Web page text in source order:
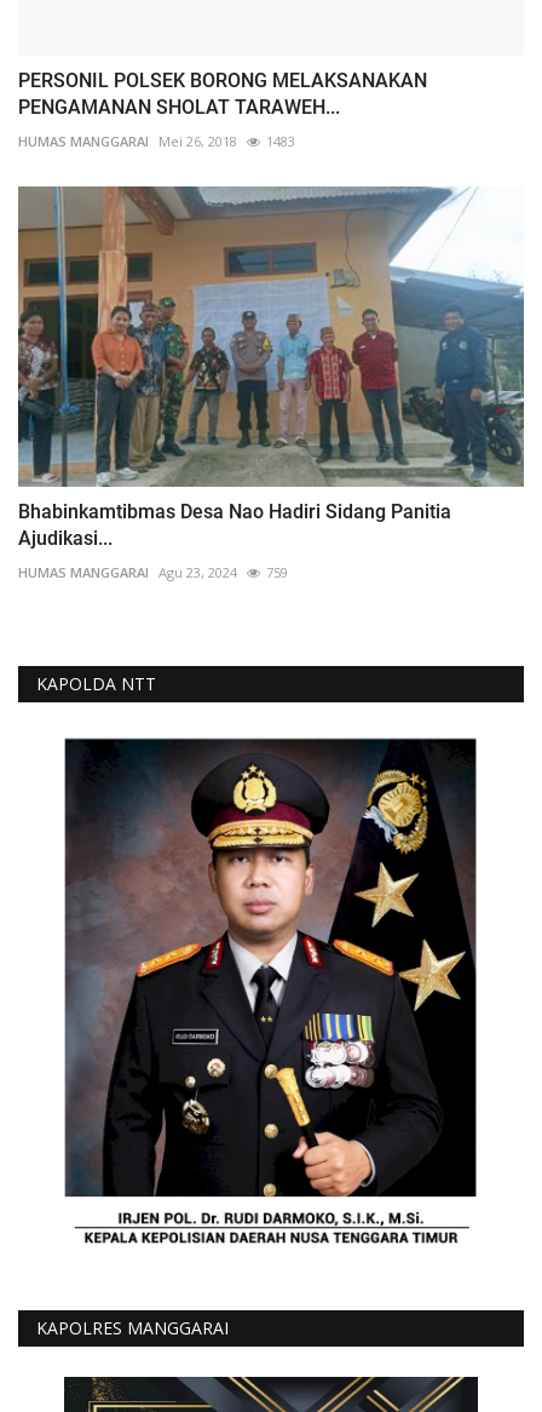
PERSONIL POLSEK BORONG MELAKSANAKAN
PENGAMANAN SHOLAT TARAWEH...
HUMAS MANGGARAI Mei 26, 2018 1483
Bhabinkamtibmas Desa Nao Hadiri Sidang Panitia
Ajudikasi...
HUMAS MANGGARAI Agu 23, 2024 759
KAPOLDA NTT
KAPOLRES MANGGARAI